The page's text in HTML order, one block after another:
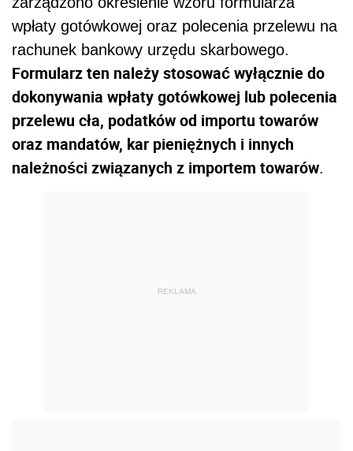
wpłaty gotówkowej oraz polecenia przelewu na
rachunek bankowy urzędu skarbowego.
Formularz ten należy stosować wyłącznie do
dokonywania wpłaty gotówkowej lub polecenia
przelewu cła, podatków od importu towarów
oraz mandatów, kar pieniężnych i innych
należności związanych z importem towarów.
REKLAMA